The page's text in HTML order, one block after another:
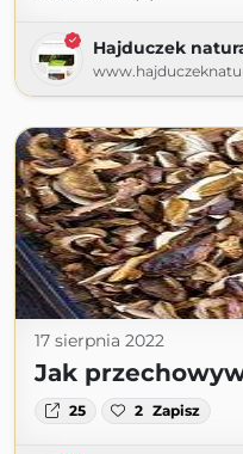
Hajduczek
17 sierpnia 2022
Jak
25 2 Zapisz